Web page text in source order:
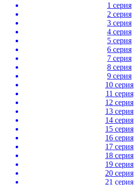
1 серия
2 серия
3 серия
4 серия
5 серия
6 серия
7 серия
8 серия
9 серия
10 серия
11 серия
12 серия
13 серия
14 серия
15 серия
16 серия
17 серия
18 серия
19 серия
20 серия
21 серия